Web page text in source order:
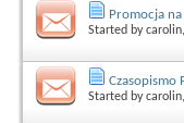
Promocja
Started bycarolin
Czasopismo
Started bycarolin